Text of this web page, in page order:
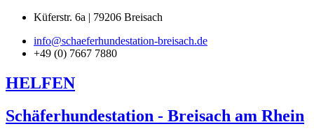
Küferstr. 6a | 79206 Breisach
info@schaeferhundestation-breisach.de
+49 (0) 7667 7880
HELFEN
Schäferhundestation - Breisach am Rhein